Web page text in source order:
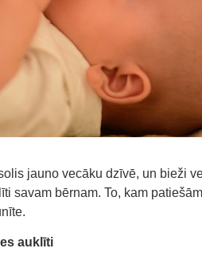
jauno vecāku dzīvē, un bieži
savam bērnam. To, kam
auklīti